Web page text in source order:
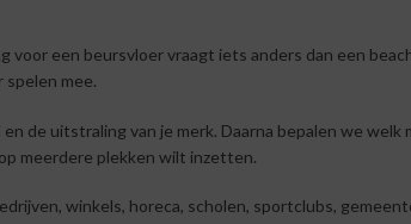
voor een beursvloer vraagt iets anders dan een
mee.
de uitstraling van je merk. Daarna bepalen we
meerdere plekken wilt inzetten.
winkels, horeca, scholen, sportclubs,